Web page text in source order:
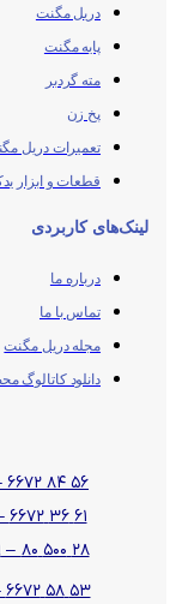
دریل مگنت
پایه مگنت
مته گردبر
پخ زن
تعمیرات دریل
قطعات و ابزار
لینک‌های کاربردی
درباره ما
تماس با ما
مجله دریل مگنت
دانلود کاتالوگ
۵۶ ۸۴ ۶۶۷۲ – ۰۲۱
۶۱ ۳۶ ۶۶۷۲ – ۰۲۱
۲۸ ۵۰۰ ۸۰ – ۰۹۳۹
۵۳ ۵۸ ۶۶۷۲ – ۰۲۱